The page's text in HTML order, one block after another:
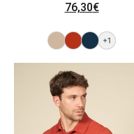
76,30€
+1